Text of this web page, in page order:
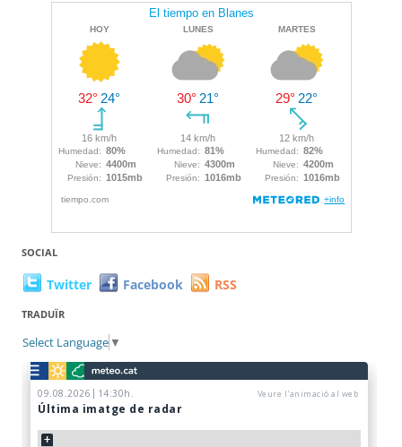
SOCIAL
Twitter Facebook RSS
TRADUÏR
Select Language ▼